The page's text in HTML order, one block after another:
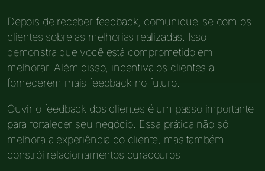
Depois de receber feedback, comunique-se com os
clientes sobre as melhorias realizadas. Isso
demonstra que você está comprometido em
melhorar. Além disso, incentiva os clientes a
fornecerem mais feedback no futuro.
Ouvir o feedback dos clientes é um passo importante
para fortalecer seu negócio. Essa prática não só
melhora a experiência do cliente, mas também
constrói relacionamentos duradouros.